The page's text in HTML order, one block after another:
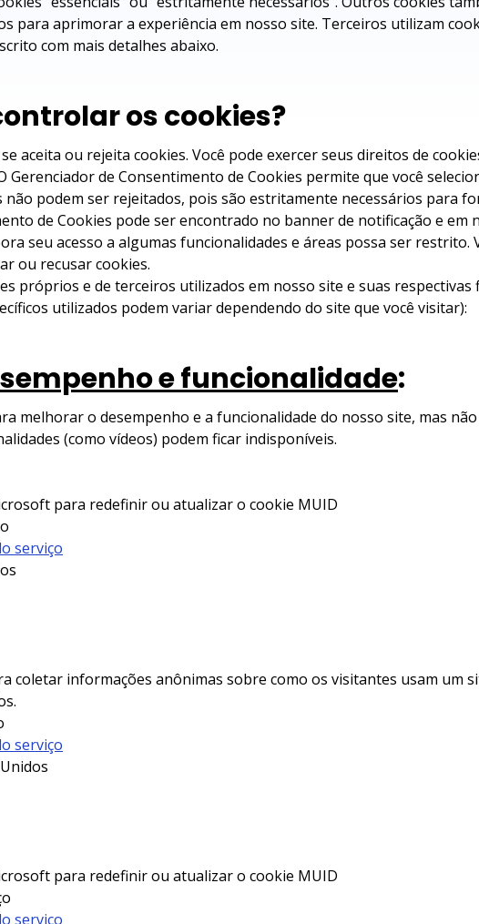
para aprimorar a experiência em nosso site. Terceiros utilizam
com mais detalhes abaixo.
os cookies?
aceita ou rejeita cookies. Você pode exercer seus direitos de
Gerenciador de Consentimento de Cookies permite que você
não podem ser rejeitados, pois são estritamente necessários para
de Cookies pode ser encontrado no banner de notificação e
seu acesso a algumas funcionalidades e áreas possa ser
ou recusar cookies.
próprios e de terceiros utilizados em nosso site e suas
utilizados podem variar dependendo do site que você visitar):
e funcionalidade:
melhorar o desempenho e a funcionalidade do nosso site, mas
(como vídeos) podem ficar indisponíveis.
para redefinir ou atualizar o cookie MUID
serviço
coletar informações anônimas sobre como os visitantes usam um
serviço
para redefinir ou atualizar o cookie MUID
serviço